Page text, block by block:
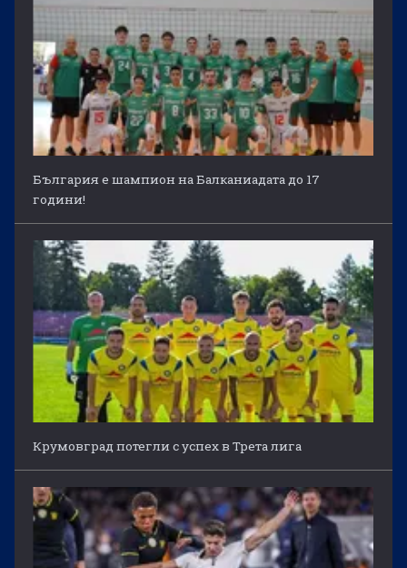
България е шампион на Балканиадата до 17
години!
Крумовград потегли с успех в Трета лига